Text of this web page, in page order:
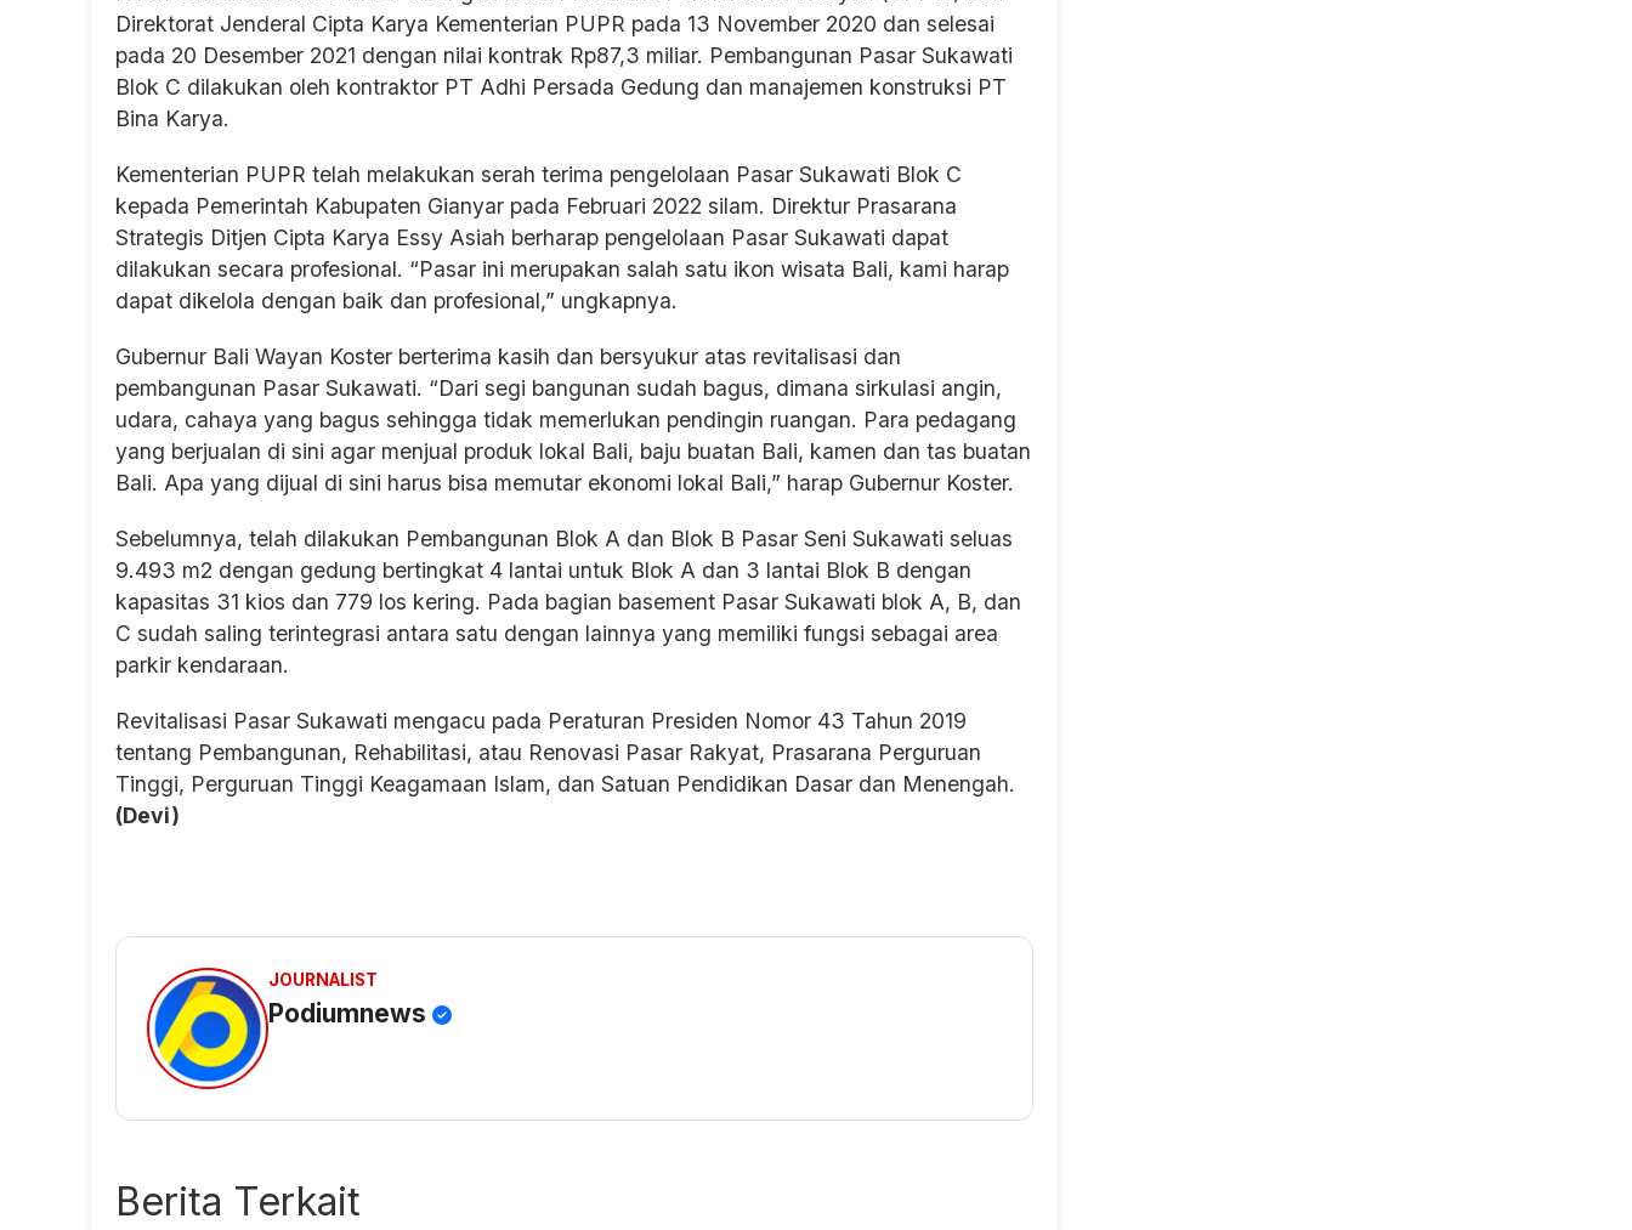
Direktorat Jenderal Cipta Karya Kementerian PUPR pada 13 November 2020 dan selesai
pada 20 Desember 2021 dengan nilai kontrak Rp87,3 miliar. Pembangunan Pasar Sukawati
Blok C dilakukan oleh kontraktor PT Adhi Persada Gedung dan manajemen konstruksi PT
Bina Karya.
Kementerian PUPR telah melakukan serah terima pengelolaan Pasar Sukawati Blok C
kepada Pemerintah Kabupaten Gianyar pada Februari 2022 silam. Direktur Prasarana
Strategis Ditjen Cipta Karya Essy Asiah berharap pengelolaan Pasar Sukawati dapat
dilakukan secara profesional. “Pasar ini merupakan salah satu ikon wisata Bali, kami harap
dapat dikelola dengan baik dan profesional,” ungkapnya.
Gubernur Bali Wayan Koster berterima kasih dan bersyukur atas revitalisasi dan
pembangunan Pasar Sukawati. “Dari segi bangunan sudah bagus, dimana sirkulasi angin,
udara, cahaya yang bagus sehingga tidak memerlukan pendingin ruangan. Para pedagang
yang berjualan di sini agar menjual produk lokal Bali, baju buatan Bali, kamen dan tas buatan
Bali. Apa yang dijual di sini harus bisa memutar ekonomi lokal Bali,” harap Gubernur Koster.
Sebelumnya, telah dilakukan Pembangunan Blok A dan Blok B Pasar Seni Sukawati seluas
9.493 m2 dengan gedung bertingkat 4 lantai untuk Blok A dan 3 lantai Blok B dengan
kapasitas 31 kios dan 779 los kering. Pada bagian basement Pasar Sukawati blok A, B, dan
C sudah saling terintegrasi antara satu dengan lainnya yang memiliki fungsi sebagai area
parkir kendaraan.
Revitalisasi Pasar Sukawati mengacu pada Peraturan Presiden Nomor 43 Tahun 2019
tentang Pembangunan, Rehabilitasi, atau Renovasi Pasar Rakyat, Prasarana Perguruan
Tinggi, Perguruan Tinggi Keagamaan Islam, dan Satuan Pendidikan Dasar dan Menengah.
(Devi)
JOURNALIST
Podiumnews
Berita Terkait